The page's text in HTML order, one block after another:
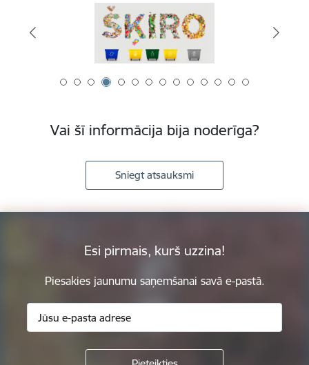
Vai šī informācija bija noderīga?
Sniegt atsauksmi
Esi pirmais, kurš uzzina!
Piesakies jaunumu saņemšanai savā e-pastā.